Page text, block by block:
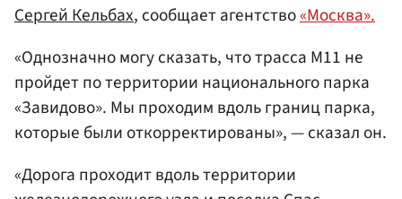
Сергей Кельбах, сообщает агентство«Москва».
«Однозначно могу сказать, что трасса М11 не
пройдет по территории национального парка
«Завидово». Мы проходим вдоль границ парка,
которые были откорректированы», — сказал он.
«Дорога проходит вдоль территории